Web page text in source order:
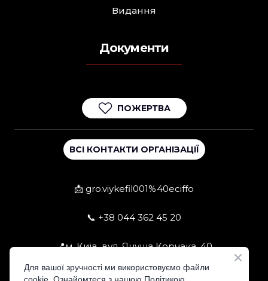
Видання
Документи
ПОЖЕРТВА
ВСІ КОНТАКТИ ОРГАНІЗАЦІЇ
📩 gro.viykefil001%40eciffo
📞 +38 044 362 45 20
📍м. Київ, вул. Януша Корчака, 40
Для вашої зручності ми використовуємо файли